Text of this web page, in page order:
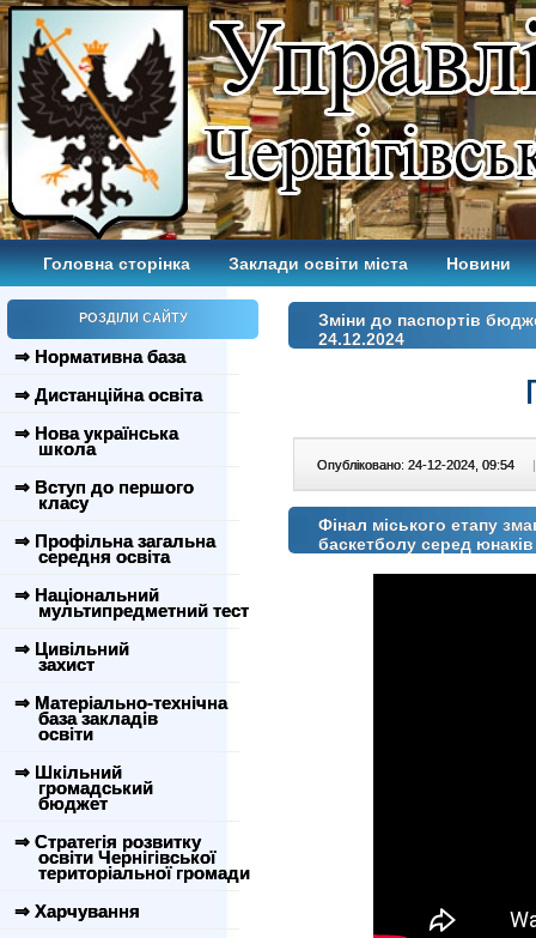
Головна сторінка Заклади освіти міста Новини
РОЗДІЛИ САЙТУ
⇒ Нормативна база
⇒ Дистанційна освіта
⇒ Нова українська
школа
⇒ Вступ до першого
класу
⇒ Профільна загальна
середня освіта
⇒ Національний
мультипредметний тест
⇒ Цивільний
захист
⇒ Матеріально-технічна
база закладів
освіти
⇒ Шкільний
громадський
бюджет
⇒ Стратегія розвитку
освіти Чернігівської
територіальної громади
⇒ Харчування
Зміни до паспортів
24.12.2024
Опубліковано: 24-12-2024, 09:54 |
Фінал міського етапу
баскетболу серед юнаків